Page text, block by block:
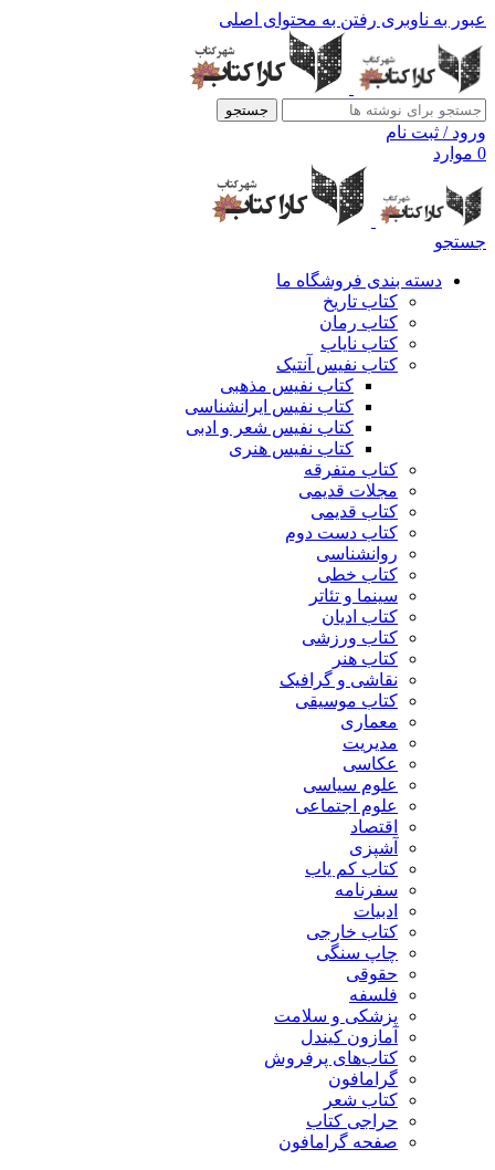
عبور به ناوبری رفتن به محتوای اصلی
جستجو
ورود / ثبت نام
0 موارد
جستجو
دسته بندی فروشگاه ما
کتاب تاریخ
کتاب رمان
کتاب نایاب
کتاب نفیس آنتیک
کتاب نفیس مذهبی
کتاب نفیس ایرانشناسی
کتاب نفیس شعر و ادبی
کتاب نفیس هنری
کتاب متفرقه
مجلات قدیمی
کتاب قدیمی
کتاب دست دوم
روانشناسی
کتاب خطی
سینما و تئاتر
کتاب ادیان
کتاب ورزشی
کتاب هنر
نقاشی و گرافیک
کتاب موسیقی
معماری
مدیریت
عکاسی
علوم سیاسی
علوم اجتماعی
اقتصاد
آشپزی
کتاب کم یاب
سفرنامه
ادبیات
کتاب خارجی
چاپ سنگی
حقوقی
فلسفه
پزشکی و سلامت
آمازون کیندل
کتاب‌های پرفروش
گرامافون
کتاب شعر
حراجی کتاب
صفحه گرامافون